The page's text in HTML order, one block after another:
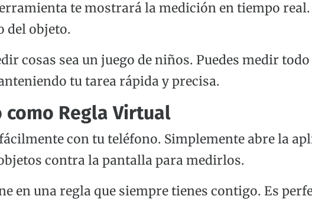
te mostrará la medición en tiempo
del objeto.
cosas sea un juego de niños. Puedes medir
tu tarea rápida y precisa.
como Regla Virtual
con tu teléfono. Simplemente abre la
contra la pantalla para medirlos.
en una regla que siempre tienes contigo. Es